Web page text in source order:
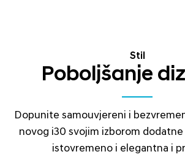
Stil
Poboljšanje
Dopunite samouvjereni i
novog i30 svojim izborom
istovremeno i elegantna i